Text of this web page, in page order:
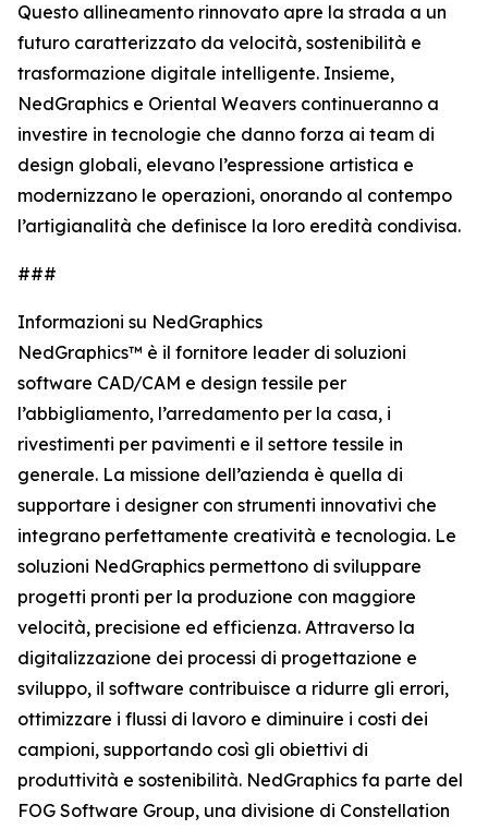
Questo allineamento rinnovato apre la strada a un
futuro caratterizzato da velocità, sostenibilità e
trasformazione digitale intelligente. Insieme,
NedGraphics e Oriental Weavers continueranno a
investire in tecnologie che danno forza ai team di
design globali, elevano l’espressione artistica e
modernizzano le operazioni, onorando al contempo
l’artigianalità che definisce la loro eredità condivisa.
###
Informazioni su NedGraphics
NedGraphics™ è il fornitore leader di soluzioni
software CAD/CAM e design tessile per
l’abbigliamento, l’arredamento per la casa, i
rivestimenti per pavimenti e il settore tessile in
generale. La missione dell’azienda è quella di
supportare i designer con strumenti innovativi che
integrano perfettamente creatività e tecnologia. Le
soluzioni NedGraphics permettono di sviluppare
progetti pronti per la produzione con maggiore
velocità, precisione ed efficienza. Attraverso la
digitalizzazione dei processi di progettazione e
sviluppo, il software contribuisce a ridurre gli errori,
ottimizzare i flussi di lavoro e diminuire i costi dei
campioni, supportando così gli obiettivi di
produttività e sostenibilità. NedGraphics fa parte del
FOG Software Group, una divisione di Constellation